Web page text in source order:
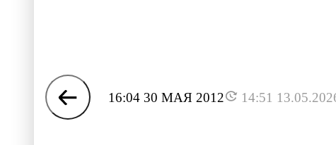
16:04 30 МАЯ 2012 14:51